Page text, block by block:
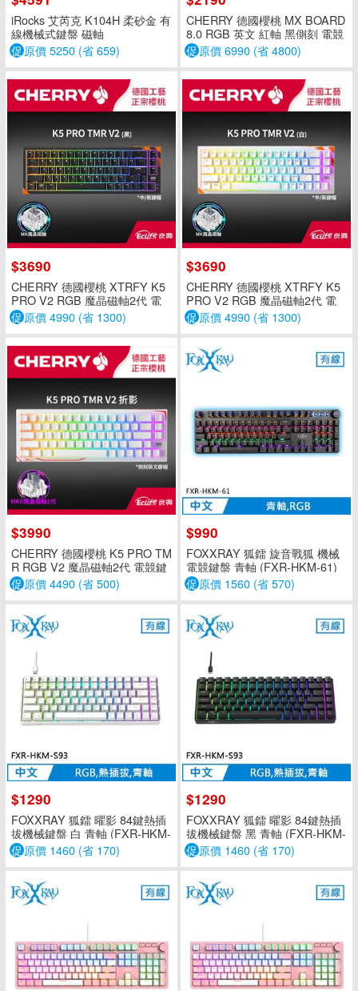
iRocks 艾芮克 K104H 柔砂金 有
線機械式鍵盤 磁軸
促原價 5250 (省 659)
CHERRY 德國櫻桃 MX BOARD
8.0 RGB 英文 紅軸 黑側刻 電競
鍵盤
促原價 6990 (省 4800)
$3690
CHERRY 德國櫻桃 XTRFY K5
PRO V2 RGB 魔晶磁軸2代 電
競鍵盤 黑 中文
促原價 4990 (省 1300)
$3690
CHERRY 德國櫻桃 XTRFY K5
PRO V2 RGB 魔晶磁軸2代 電
競鍵盤 白 中文
促原價 4990 (省 1300)
$3990
CHERRY 德國櫻桃 K5 PRO TM
R RGB V2 魔晶磁軸2代 電競鍵
盤 白 折影英文側刻
促原價 4490 (省 500)
$990
FOXXRAY 狐鐳 旋音戰狐 機械
電競鍵盤 青軸 (FXR-HKM-61)
促原價 1560 (省 570)
$1290
FOXXRAY 狐鐳 曜影 84鍵熱插
拔機械鍵盤 白 青軸 (FXR-HKM-
S93)
促原價 1460 (省 170)
$1290
FOXXRAY 狐鐳 曜影 84鍵熱插
拔機械鍵盤 黑 青軸 (FXR-HKM-
S93)
促原價 1460 (省 170)